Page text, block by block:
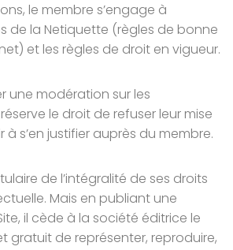
le membre s’engage à
de la Netiquette (règles de bonne
et les règles de droit en vigueur.
une modération sur les
le droit de refuser leur mise
à s’en justifier auprès du membre.
de l’intégralité de ses droits
Mais en publiant une
il cède à la société éditrice le
gratuit de représenter, reproduire,